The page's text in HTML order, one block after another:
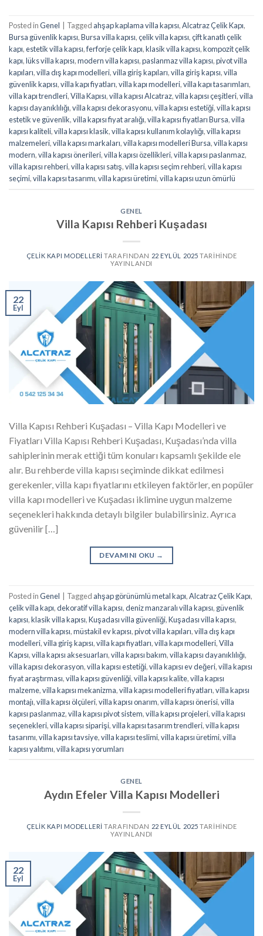
Posted inGenel Tagged ahşap kaplama villa kapısı,Alcatraz Çelik Kapı,
Bursa güvenlik kapısı,Bursa villa kapısı,çelik villa kapısı,çift kanatlı çelik
kapı,estetik villa kapısı,ferforje çelik kapı,klasik villa kapısı,kompozit çelik
kapı,lüks villa kapısı,modern villa kapısı,paslanmaz villa kapısı,pivot villa
kapıları,villa dış kapı modelleri,villa giriş kapıları,villa giriş kapısı,villa
güvenlik kapısı,villa kapı fiyatları,villa kapı modelleri,villa kapı tasarımları,
villa kapı trendleri,Villa Kapısı,villa kapısı Alcatraz,villa kapısı çeşitleri,villa
kapısı dayanıklılığı,villa kapısı dekorasyonu,villa kapısı estetiği,villa kapısı
estetik ve güvenlik,villa kapısı fiyat aralığı,villa kapısı fiyatları Bursa,villa
kapısı kaliteli,villa kapısı klasik,villa kapısı kullanım kolaylığı,villa kapısı
malzemeleri,villa kapısı markaları,villa kapısı modelleri Bursa,villa kapısı
modern,villa kapısı önerileri,villa kapısı özellikleri,villa kapısı paslanmaz,
villa kapısı rehberi,villa kapısı satış,villa kapısı seçim rehberi,villa kapısı
seçimi,villa kapısı tasarımı,villa kapısı üretimi,villa kapısı uzun ömürlü
GENEL
Villa Kapısı Rehberi Kuşadası
ÇELIK KAPI MODELLERI TARAFINDAN 22 EYLÜL 2025 TARIHINDE
YAYINLANDI
22
Eyl
Villa Kapısı Rehberi Kuşadası – Villa Kapı Modelleri ve
Fiyatları Villa Kapısı Rehberi Kuşadası, Kuşadası’nda villa
sahiplerinin merak ettiği tüm konuları kapsamlı şekilde ele
alır. Bu rehberde villa kapısı seçiminde dikkat edilmesi
gerekenler, villa kapı fiyatlarını etkileyen faktörler, en popüler
villa kapı modelleri ve Kuşadası iklimine uygun malzeme
seçenekleri hakkında detaylı bilgiler bulabilirsiniz. Ayrıca
güvenilir […]
DEVAMINI OKU →
Posted inGenel Tagged ahşap görünümlü metal kapı,Alcatraz Çelik Kapı,
çelik villa kapı,dekoratif villa kapısı,deniz manzaralı villa kapısı, güvenlik
kapısı,klasik villa kapısı,Kuşadası villa güvenliği,Kuşadası villa kapısı,
modern villa kapısı,müstakil ev kapısı,pivot villa kapıları,villa dış kapı
modelleri,villa giriş kapısı,villa kapı fiyatları,villa kapı modelleri,Villa
Kapısı,villa kapısı aksesuarları,villa kapısı bakım,villa kapısı dayanıklılığı,
villa kapısı dekorasyon,villa kapısı estetiği,villa kapısı ev değeri,villa kapısı
fiyat araştırması,villa kapısı güvenliği,villa kapısı kalite,villa kapısı
malzeme,villa kapısı mekanizma,villa kapısı modelleri fiyatları,villa kapısı
montajı,villa kapısı ölçüleri,villa kapısı onarım,villa kapısı önerisi,villa
kapısı paslanmaz,villa kapısı pivot sistem,villa kapısı projeleri,villa kapısı
seçenekleri,villa kapısı siparişi,villa kapısı tasarım trendleri,villa kapısı
tasarımı,villa kapısı tavsiye,villa kapısı teslimi,villa kapısı üretimi,villa
kapısı yalıtımı,villa kapısı yorumları
GENEL
Aydın Efeler Villa Kapısı Modelleri
ÇELIK KAPI MODELLERI TARAFINDAN 22 EYLÜL 2025 TARIHINDE
YAYINLANDI
22
Eyl